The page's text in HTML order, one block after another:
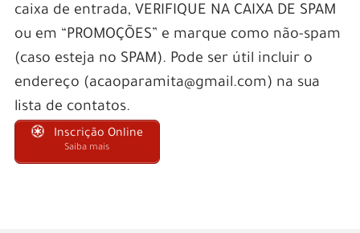
caixa de entrada, VERIFIQUE NA CAIXA DE SPAM
ou em “PROMOÇÕES” e marque como não-spam
(caso esteja no SPAM). Pode ser útil incluir o
endereço (acaoparamita@gmail.com) na sua
lista de contatos.
Inscrição Online
Saiba mais